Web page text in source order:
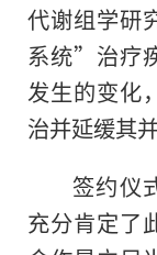
代谢组学研
系统”治疗
发生的变化
治并延缓其
签约仪
充分肯定了